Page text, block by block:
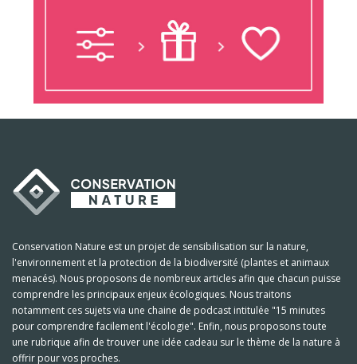
Conservation Nature est un projet de sensibilisation sur la nature,
l'environnement et la protection de la biodiversité (plantes et animaux
menacés). Nous proposons de nombreux articles afin que chacun puisse
comprendre les principaux enjeux écologiques. Nous traitons
notamment ces sujets via une chaine de podcast intitulée "15 minutes
pour comprendre facilement l'écologie". Enfin, nous proposons toute
une rubrique afin de trouver une idée cadeau sur le thème de la nature à
offrir pour vos proches.